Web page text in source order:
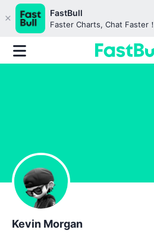
FastBull
Faster Charts, Chat Faster！
Kevin Morgan